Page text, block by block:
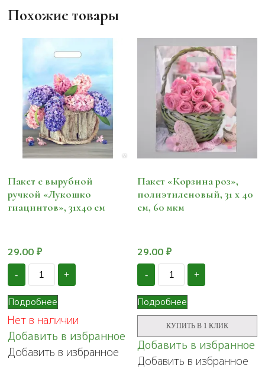
Похожие товары
Пакет с вырубной
ручкой «Лукошко
гиацинтов», 31х40 см
29.00 ₽
- Количество
Пакет
с
вырубной
ручкой
"Лукошко
гиацинтов",
31х40
см
+
Подробнее
Нет в наличии
Добавить в избранное
Добавить в избранное
Пакет «Корзина роз»,
полиэтиленовый, 31 х 40
см, 60 мкм
29.00₽
- Количество
Пакет
"Корзина
роз",
полиэтиленовый,
31
40
см,
60
+
Подробнее
КУПИТЬ В 1 КЛИК
Добавить в избранное
Добавить в избранное